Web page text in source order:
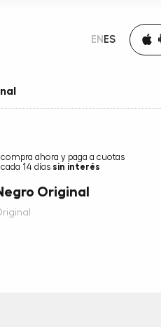
EN ES
compra ahora y paga a cuotas
cada 14 días sin interés
Original